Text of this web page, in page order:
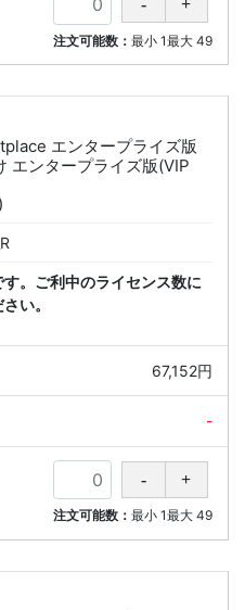
注文可能数： 最小 1最大 49
エンタープライズ版
エンタープライズ版(VIP
。ご利中のライセンス数に
い。
67,152円
-
注文可能数： 最小 1最大 49